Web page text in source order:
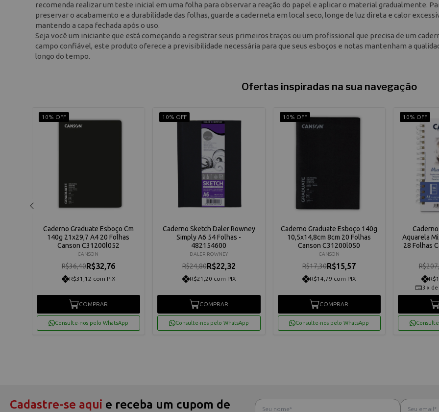
recomenda realizar um teste inicial em uma folha para observar a reação do papel e aplicar o material gradualmente.
preservar o acabamento e a durabilidade das folhas, guarde a caderneta em local seco, longe de luz direta e calor
mantendo a capa fechada após o uso.
Seja você um iniciante que está começando a registrar seus primeiros traços ou um profissional que precisa de um
campo confiável, este produto oferece a previsibilidade necessária para que seus esboços e notas mantenham a
longo do tempo.
Ofertas inspiradas na sua navegação
10% OFF
Caderno Graduate Esboço Cm
140g 21x29,7 A4 20 Folhas
Canson C31200l052
CANSON
R$36,40R$32,76
R$31,12 com PIX
COMPRAR
Consulte-nos pelo WhatsApp
10% OFF
Caderno Sketch Daler Rowney
Simply A6 54 Folhas -
482154600
DALER ROWNEY
R$24,80R$22,32
R$21,20 com PIX
COMPRAR
Consulte-nos pelo WhatsApp
10% OFF
Caderno Graduate Esboço 140g
10,5x14,8cm 8cm 20 Folhas
Canson C31200l050
CANSON
R$17,30R$15,57
R$14,79 com PIX
COMPRAR
Consulte-nos pelo WhatsApp
10% OFF
Aquarela
28 Folhas
3 x de
Cadastre-se aqui e receba um cupom de